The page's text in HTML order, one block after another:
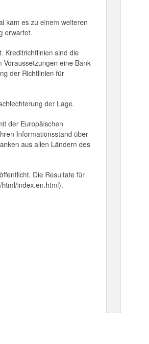
kam es zu einem weiteren
erwartet.
Kreditrichtlinien sind die
eine Bank
der Richtlinien für
der Lage.
der Europäischen
Informationsstand über
aus allen Ländern des
Die Resultate für
index.en.html).